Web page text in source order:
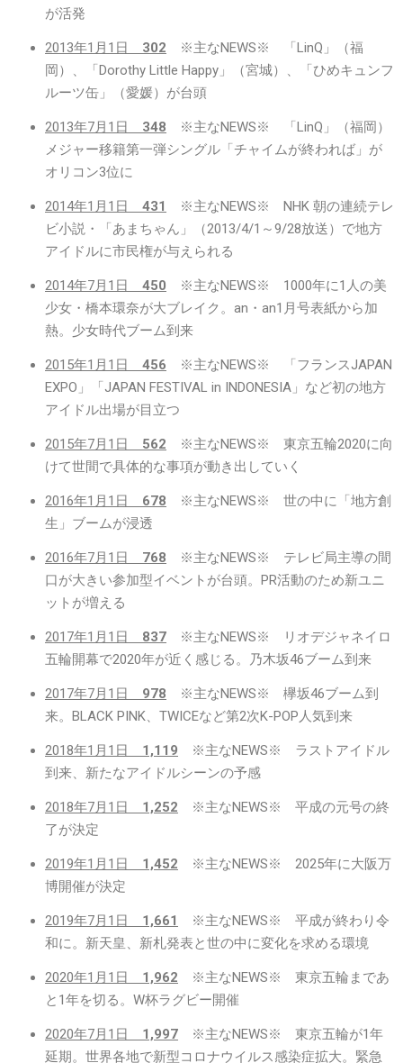
が活発
2013年1月1日 302 ※主なNEWS※ 「LinQ」（福
岡）、「Dorothy Little Happy」（宮城）、「ひめキュンフ
ルーツ缶」（愛媛）が台頭
2013年7月1日 348 ※主なNEWS※ 「LinQ」（福岡）
メジャー移籍第一弾シングル「チャイムが終われば」が
オリコン3位に
2014年1月1日 431
※主なNEWS※ NHK 朝の連続テレ
ビ小説・「あまちゃん」（2013/4/1～9/28放送）で地方
アイドルに市民権が与えられる
2014年7月1日 450 ※主なNEWS※ 1000年に1人の美
少女・橋本環奈が大ブレイク。an・an1月号表紙から加
熱。少女時代ブーム到来
2015年1月1日 456 ※主なNEWS※ 「フランスJAPAN
EXPO」「JAPAN FESTIVAL in INDONESIA」など初の地方
アイドル出場が目立つ
2015年7月1日 562 ※主なNEWS※ 東京五輪2020に向
けて世間で具体的な事項が動き出していく
2016年1月1日 678 ※主なNEWS※ 世の中に「地方創
生」ブームが浸透
2016年7月1日 768 ※主なNEWS※ テレビ局主導の間
口が大きい参加型イベントが台頭。PR活動のため新ユニ
ットが増える
2017年1月1日 837 ※主なNEWS※ リオデジャネイロ
五輪開幕で2020年が近く感じる。乃木坂46ブーム到来
2017年7月1日 978 ※主なNEWS※ 欅坂46ブーム到
来。BLACK PINK、TWICEなど第2次K-POP人気到来
2018年1月1日 1,119 ※主なNEWS※ ラストアイドル
到来、新たなアイドルシーンの予感
2018年7月1日 1,252 ※主なNEWS※ 平成の元号の終
了が決定
2019年1月1日 1,452 ※主なNEWS※ 2025年に大阪万
博開催が決定
2019年7月1日 1,661
※主なNEWS※ 平成が終わり令
和に。新天皇、新札発表と世の中に変化を求める環境
2020年1月1日 1,962 ※主なNEWS※ 東京五輪まであ
と1年を切る。W杯ラグビー開催
2020年7月1日 1,997 ※主なNEWS※ 東京五輪が1年
延期。世界各地で新型コロナウイルス感染症拡大。緊急